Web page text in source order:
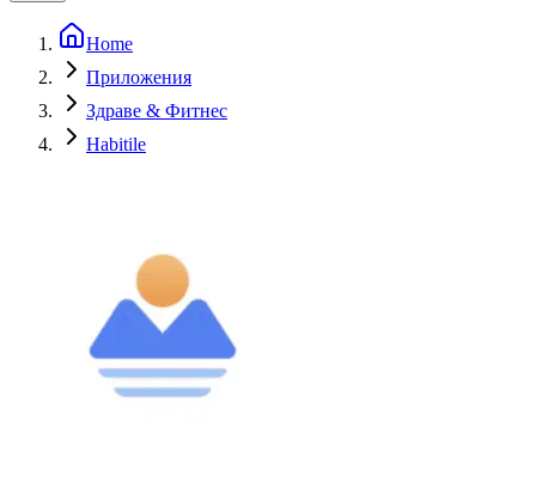
Home
Приложения
Здраве & Фитнес
Habitile